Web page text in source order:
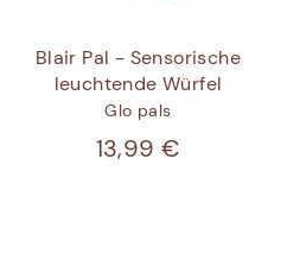
Blair Pal - Sensorische
leuchtende Würfel
Glo pals
13,99 €